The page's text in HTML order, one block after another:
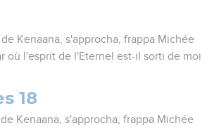
Kenaana, s'approcha, frappa Michée
où l'esprit de l'Eternel est-il sorti de moi
18
Kenaana, s'approcha, frappa Michée